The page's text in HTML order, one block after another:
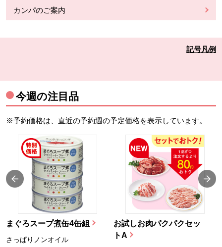
カンパのご案内
記号凡例
今週の注目品
※予約価格は、直近の予約週の予定価格を表示しています。
まぐろスープ煮缶4缶組
さっぱりノンオイル
お試しお肉パクパクセッ
トA